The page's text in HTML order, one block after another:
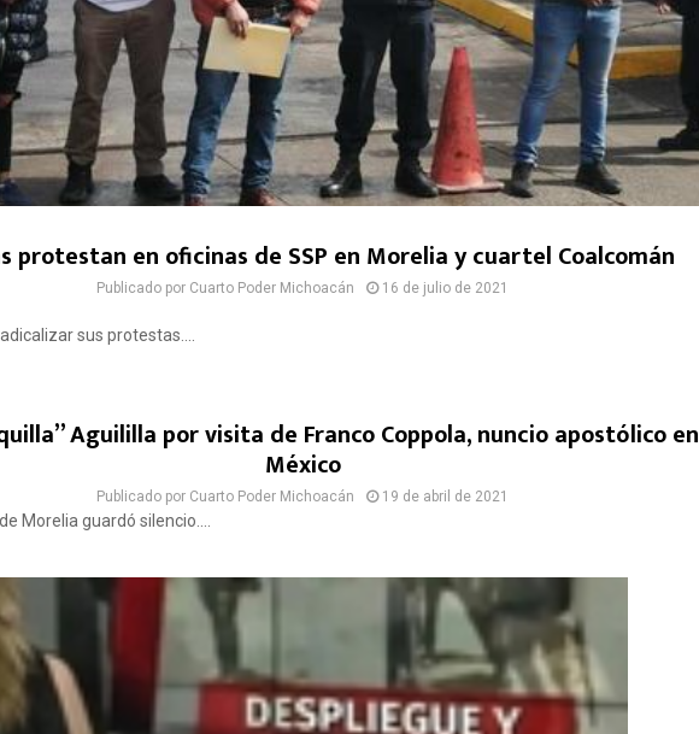
protestan en oficinas de SSP en Morelia y cuartel Coalcomán
Publicado por Cuarto Poder Michoacán 16 de julio de 2021
sus protestas....
Aguililla por visita de Franco Coppola, nuncio apostólico en
México
Publicado por Cuarto Poder Michoacán 19 de abril de 2021
Morelia guardó silencio....